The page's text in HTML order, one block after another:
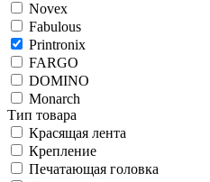
Novex
Fabulous
Printronix
FARGO
DOMINO
Monarch
Тип товара
Красящая лента
Крепление
Печатающая головка